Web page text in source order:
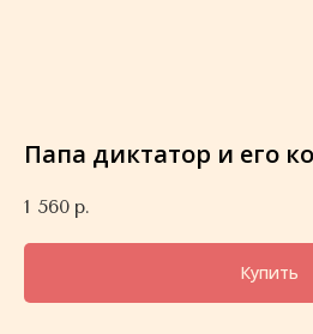
Папа диктатор и его
1 560 р.
Купить